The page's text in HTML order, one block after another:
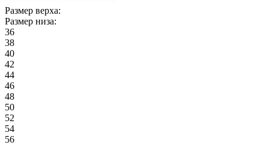
Размер верха:
Размер низа:
36
38
40
42
44
46
48
50
52
54
56